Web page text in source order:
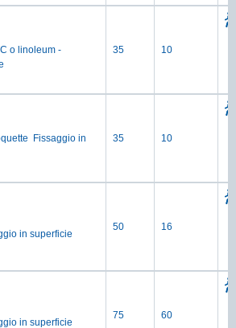
o linoleum -
35 10
Fissaggio in
35 10
in superficie
50 16
in superficie
75 60